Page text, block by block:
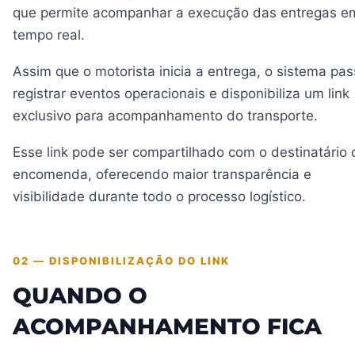
que permite acompanhar a execução das entregas
tempo real.
Assim que o motorista inicia a entrega, o sistema
registrar eventos operacionais e disponibiliza um link
exclusivo para acompanhamento do transporte.
Esse link pode ser compartilhado com o destinatário
encomenda, oferecendo maior transparência e
visibilidade durante todo o processo logístico.
02 — DISPONIBILIZAÇÃO DO LINK
QUANDO O
ACOMPANHAMENTO FICA